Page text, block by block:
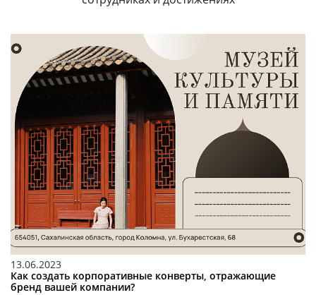
13.06.2023
Как создать корпоративные конверты, отражающие
бренд вашей компании?